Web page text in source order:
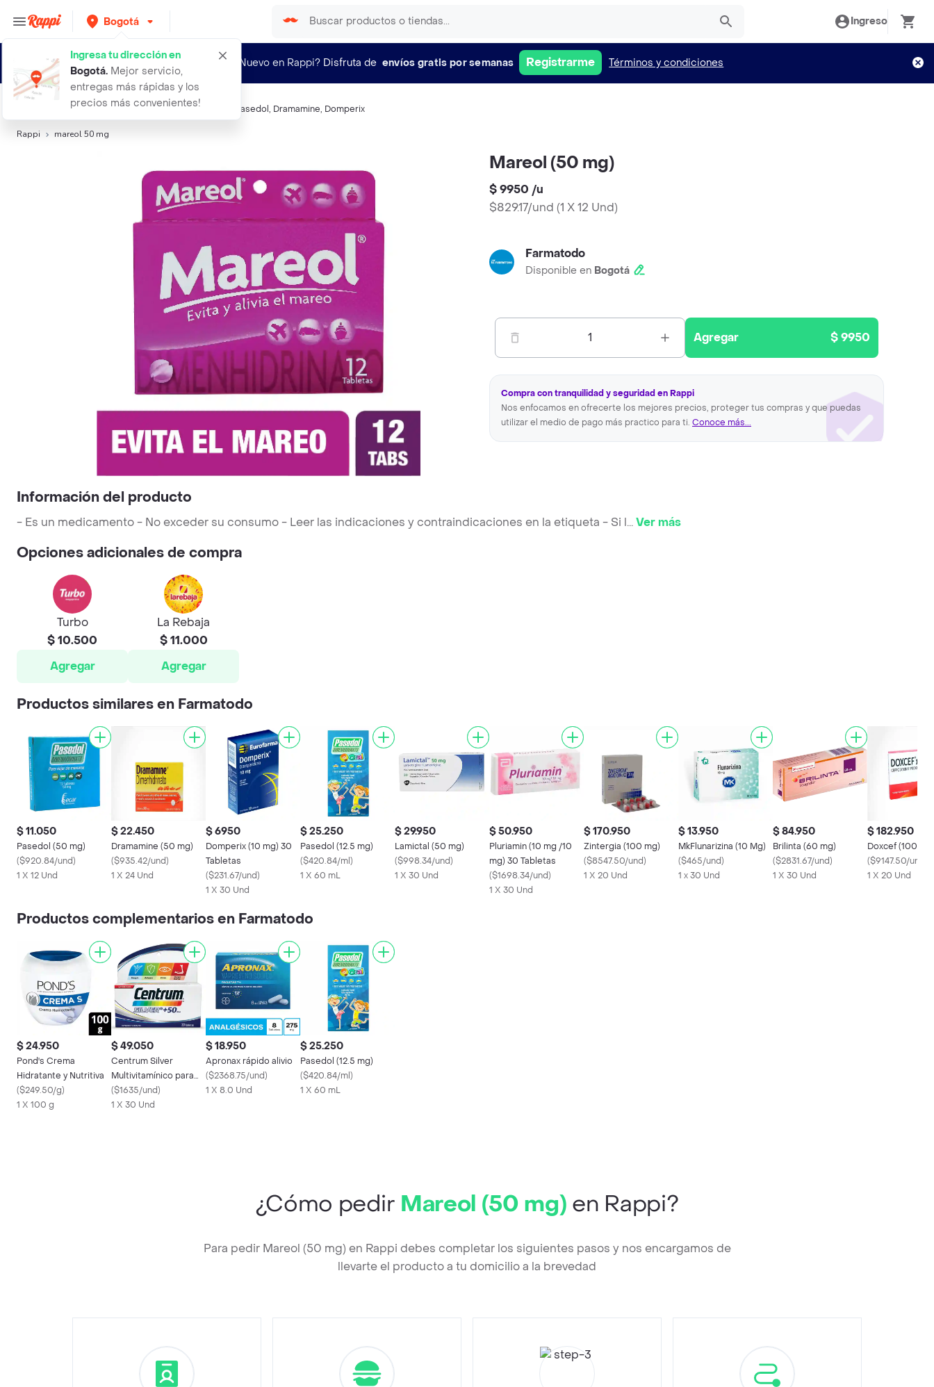
Bogotá
Ingresa tu dirección en
Bogotá. Mejor servicio,
entregas más rápidas y los
precios más convenientes!
Ingreso
¿Nuevo en Rappi? Disfruta de envíos gratis por semanas Registrarme Términos y condiciones
Búsquedas relacionadas:Sistema Nervioso, Pasedol , Dramamine, Domperix
Rappi mareol 50 mg
Mareol (50 mg)
$ 9950 /u
$829.17/und (1 X 12 Und)
Farmatodo
Disponible en Bogotá
1 Agregar $ 9950
Compra con tranquilidad y seguridad en Rappi
Nos enfocamos en ofrecerte los mejores precios, proteger tus compras y que puedas
utilizar el medio de pago más practico para ti. Conoce más...
Información del producto
- Es un medicamento - No exceder su consumo - Leer las indicaciones y contraindicaciones en la etiqueta - Si l...Ver más
Opciones adicionales de compra
Turbo
$ 10.500
Agregar
La Rebaja
$ 11.000
Agregar
Productos similares en Farmatodo
$ 11.050
Pasedol (50 mg)
($920.84/und)
1 X 12 Und
$ 22.450
Dramamine (50 mg)
($935.42/und)
1 X 24 Und
$ 6950
Domperix (10 mg) 30
Tabletas
($231.67/und)
1 X 30 Und
$ 25.250
Pasedol (12.5 mg)
($420.84/ml)
1 X 60 mL
$ 29.950
Lamictal (50 mg)
($998.34/und)
1 X 30 Und
$ 50.950
Pluriamin (10 mg /10
mg) 30 Tabletas
($1698.34/und)
1 X 30 Und
$ 170.950
Zintergia (100 mg)
($8547.50/und)
1 X 20 Und
$ 13.950
MkFlunarizina (10 Mg)
($465/und)
1 x 30 Und
$ 84.950
Brilinta (60 mg)
($2831.67/und)
1 X 30 Und
$ 182.950
Doxcef (100
($9147.50/und
1 X 20 Und
Productos complementarios en Farmatodo
$ 24.950
Pond's Crema
Hidratante y Nutritiva
($249.50/g)
1 X 100 g
$ 49.050
Centrum Silver
Multivitamínico para
hombres y mujeres
+50
($1635/und)
1 X 30 Und
$ 18.950
Apronax rápido alivio
($2368.75/und)
1 X 8.0 Und
$ 25.250
Pasedol (12.5 mg)
($420.84/ml)
1 X 60 mL
¿Cómo pedir Mareol (50 mg) en Rappi?
Para pedir Mareol (50 mg) en Rappi debes completar los siguientes pasos y nos encargamos de
llevarte el producto a tu domicilio a la brevedad